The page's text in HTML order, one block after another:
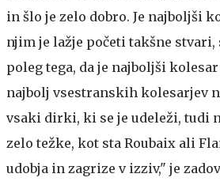
in šlo je zelo dobro. Je najboljši
njim je lažje početi takšne stvari,
poleg tega, da je najboljši
najbolj vsestranskih kolesarjev
vsaki dirki, ki se je udeleži, tudi
zelo težke, kot sta Roubaix ali
udobja in zagrize v izziv," je